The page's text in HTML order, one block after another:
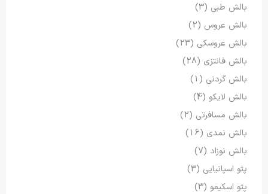
بالش طبی (3)
بالش عروس (2)
بالش عروسکی (23)
بالش فانتزی (28)
بالش گردنی (1)
بالش لایکو (4)
بالش مسافرتی (2)
بالش نمدی (16)
بالش نوزاد (7)
پتو اسپانیایی (3)
پتو اسکیمو (3)